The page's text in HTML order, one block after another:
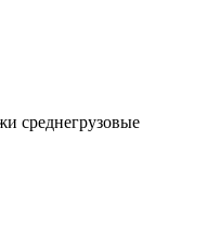
среднегрузовые